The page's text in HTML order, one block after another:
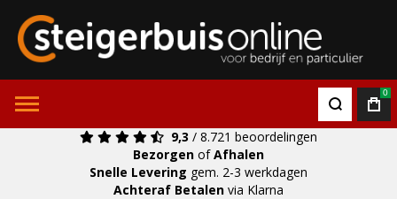
0
9,3 / 8.721 beoordelingen
Bezorgen ofAfhalen
Snelle Levering gem. 2-3 werkdagen
Achteraf Betalen via Klarna